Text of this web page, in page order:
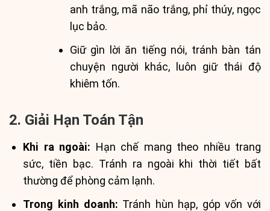
anh trắng, mã não trắng, phỉ thúy, ngọc
lục bảo.
Giữ gìn lời ăn tiếng nói, tránh bàn tán
chuyện người khác, luôn giữ thái độ
khiêm tốn.
2. Giải Hạn Toán Tận
Khi ra ngoài: Hạn chế mang theo nhiều trang
sức, tiền bạc. Tránh ra ngoài khi thời tiết bất
thường để phòng cảm lạnh.
Trong kinh doanh: Tránh hùn hạp, góp vốn với